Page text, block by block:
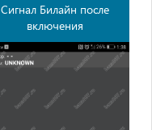
Сигнал Билайн после
включения